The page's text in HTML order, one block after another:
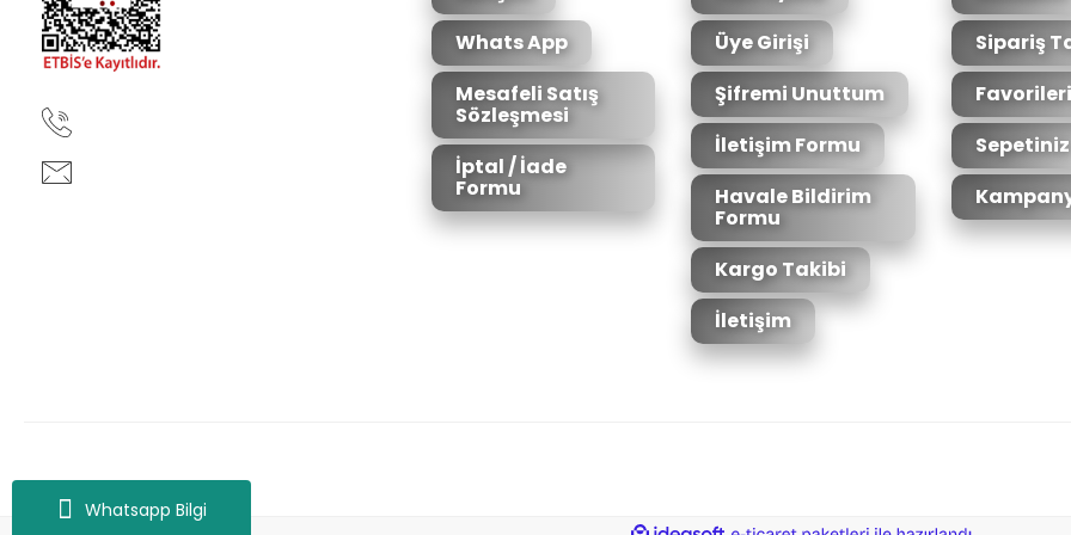
Whatsapp Bilgi
Whats App
Mesafeli Satış
Sözleşmesi
İptal / İade
Formu
Üye Girişi
Şifremi Unuttum
İletişim Formu
Havale Bildirim
Formu
Kargo Takibi
İletişim
Sipariş
Sepetiniz